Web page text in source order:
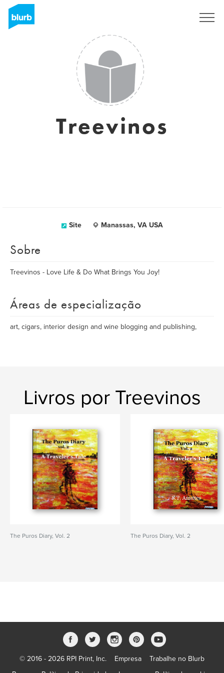
Treevinos
Site Manassas, VA USA
Sobre
Treevinos - Love Life & Do What Brings You Joy!
Áreas de especialização
art, cigars, interior design and wine blogging and publishing,
Livros por Treevinos
The Puros Diary, Vol. 2 The Puros Diary, Vol. 2
© 2016 - 2026 RPI Print, Inc. Empresa
Trabalhe no Blurb